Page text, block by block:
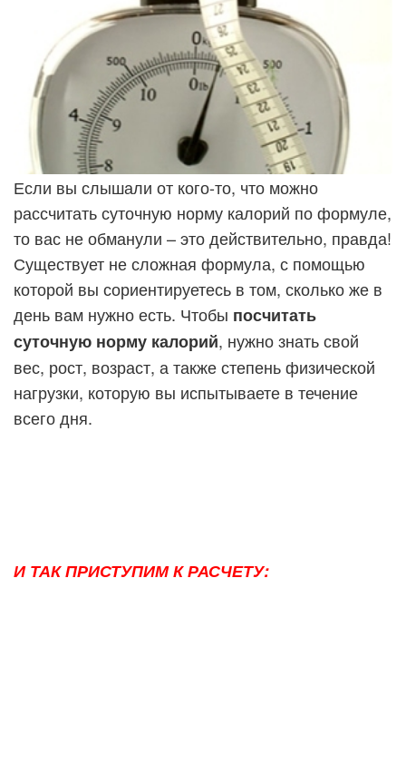
Если вы слышали от кого-то, что можно
рассчитать суточную норму калорий по формуле,
то вас не обманули – это действительно, правда!
Существует не сложная формула, с помощью
которой вы сориентируетесь в том, сколько же в
день вам нужно есть. Чтобы посчитать
суточную норму калорий, нужно знать свой
вес, рост, возраст, а также степень физической
нагрузки, которую вы испытываете в течение
всего дня.
И ТАК ПРИСТУПИМ К РАСЧЕТУ: